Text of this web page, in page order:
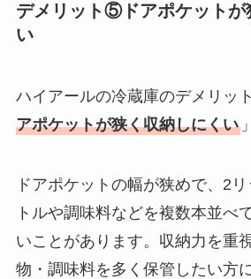
デメリット⑤ドアポケットが
い
ハイアールの冷蔵庫のデメリッ
アポケットが狭く収納しにくい
ドアポケットの幅が狭めで、2
トルや調味料などを複数本並べ
いことがあります。収納力を重
物・調味料を多く保管したい方